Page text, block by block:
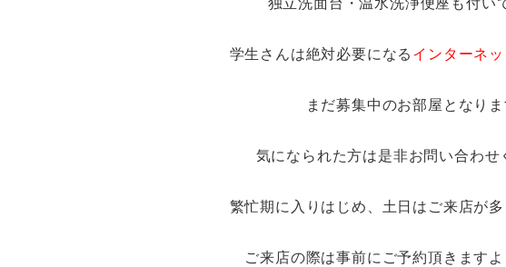
学生さんは絶対必要になる インターネ
まだ募集中のお部屋となり
気になられた方は是非お問い合わ
繁忙期に入りはじめ、土日はご来店が
ご来店の際は事前にご予約頂きます